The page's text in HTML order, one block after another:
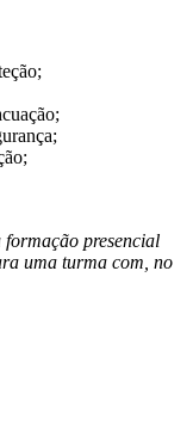
presencial
uma turma com, no